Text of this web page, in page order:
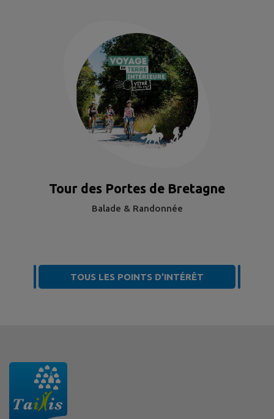
Tour des Portes de Bretagne
Balade & Randonnée
TOUS LES POINTS D’INTÉRÊT